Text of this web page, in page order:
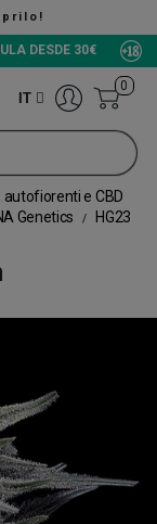
DESDE 30€
IT
0
e CBD
Genetics
HG23